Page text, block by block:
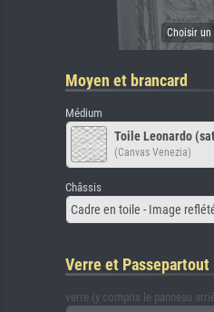
Moyen et brancard
Médium
Toile Leonardo
(Canvas Venezia)
Châssis
Cadre en toile - Image
Verre et Passepartout
verre (y compris le panneau